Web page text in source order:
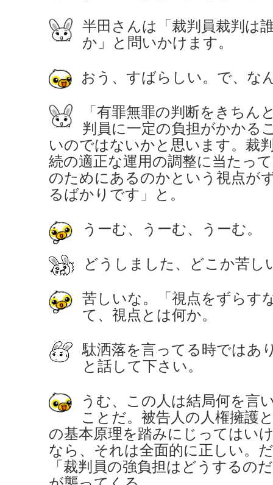
半田さんは「裁判員裁判は
か」と問いかけます。
おう、すばらしい。で、な
「有罪無罪の判断をきちん
判員に一定の負担がかかる
いのではないかと思います。裁
続の適正な運用の調整に当たっ
のためにあるのかという視点が
るばかりです」と。
うーむ、うーむ、うーむ。
どうしました、どこか苦し
苦しいな。「視点をずらす
て、視点とは何か。
駄洒落を言ってる時ではあ
と話して下さい。
うむ、この人は結局何を言
ことだ。被告人の人権擁護
の基本原理を踏みにじってはい
なら、それは全面的に正しい。
「裁判員の強負担はどうするの